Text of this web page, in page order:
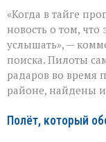
«Когда в тайге
новость о том,
услышать», —
поиска. Пилоты
радаров во время
районе, найдены
Полёт, который